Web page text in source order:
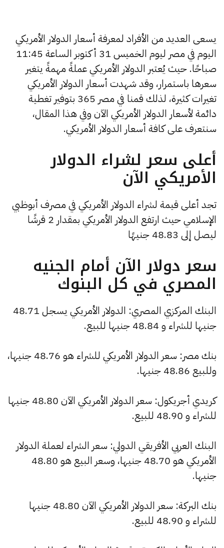
يسعى العديد من الأفراد لمعرفة أسعار الدولار الأمريكي
اليوم في مصر ليوم الخميس 31 أكتوبر الساعة 11:45
صباحًا. حيث يُعتبر الدولار الأمريكي عملةً مهمةً يتغير
سعرها باستمرار، وقد شهدت أسعار الدولار الأمريكي
تغيرات كثيرة، لذلك قمنا في مصر 365 بتوفير تغطية
دائمة لأسعار الدولار الأمريكي الآن وفي هذا المقال،
سنتعرف على كافة أسعار الدولار الأمريكي.
أعلى سعر لشراء الدولار
الأمريكي الآن
تجد أعلى قيمة لشراء الدولار الأمريكي في مصرف أبوظبي
الإسلامي حيث ارتفع الدولار الأمريكي بمقدار 2 قرشًا
ليصل إلى 48.83 جنيهًا
سعر دولار الآن أمام الجنيه
المصري في كل البنوك
البنك المركزي المصري: الدولار الأمريكي يسجل 48.71
جنيها للشراء و 48.84 جنيها للبيع.
بنك مصر: سعر الدولار الأمريكي للشراء هو 48.76 جنيها،
وللبيع 48.86 جنيها.
كريدي أجريكول: سعر الدولار الأمريكي الآن 48.80 جنيها
للشراء و 48.90 للبيع.
البنك العربي الأفريقي الدولي: سعر الشراء لعملة الدولار
الأمريكي هو 48.70 جنيها، وسعر البيع هو 48.80
جنيها.
بنك البركة: سعر الدولار الأمريكي الآن 48.80 جنيها
للشراء و 48.90 للبيع.